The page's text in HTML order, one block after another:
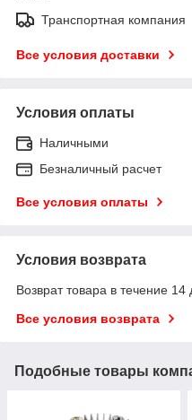
Транспортная компания
Все условия доставки
Условия оплаты
Наличными
Безналичный расчет
Все условия оплаты
Условия возврата
Возврат товара в течение
Все условия возврата
Подобные товары